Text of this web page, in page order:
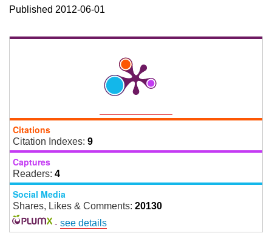
Published 2012-06-01
Citations
Citation Indexes: 9
Captures
Readers: 4
Social Media
Shares, Likes & Comments: 20130
- see details